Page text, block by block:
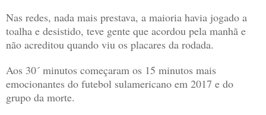
Nas redes, nada mais prestava, a maioria havia jogado a
toalha e desistido, teve gente que acordou pela manhã e
não acreditou quando viu os placares da rodada.
Aos 30´ minutos começaram os 15 minutos mais
emocionantes do futebol sulamericano em 2017 e do
grupo da morte.